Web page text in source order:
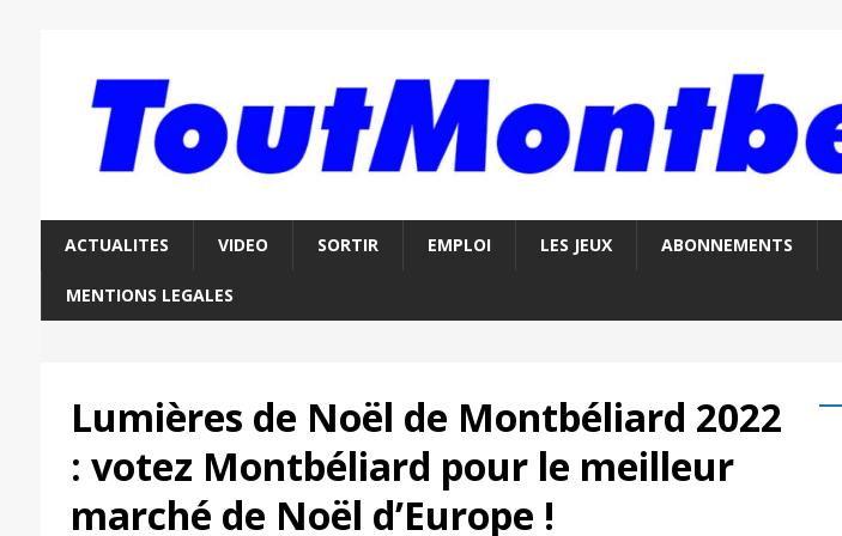
ACTUALITES VIDEO SORTIR EMPLOI LES JEUX ABONNEMENTS
MENTIONS LEGALES
Lumières de Noël de Montbéliard 2022
: votez Montbéliard pour le meilleur
marché de Noël d’Europe !